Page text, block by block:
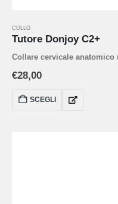
COLLO
Tutore Donjoy C2+
Collare cervicale anatomico
€28,00
SCEGLI